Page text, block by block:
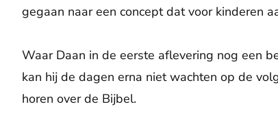
gegaan naar een concept dat voor kinderen
Waar Daan in de eerste aflevering nog een
kan hij de dagen erna niet wachten op de
horen over de Bijbel.